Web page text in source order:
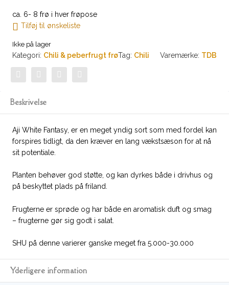
ca. 6- 8 frø i hver frøpose
Tilføj til ønskeliste
Ikke på lager
Kategori: Chili & peberfrugt frøTag: Chili Varemærke: TDB
Beskrivelse
Aji White Fantasy, er en meget yndig sort som med fordel kan
forspires tidligt, da den kræver en lang vækstsæson for at nå
sit potentiale.
Planten behøver god støtte, og kan dyrkes både i drivhus og
på beskyttet plads på friland.
Frugterne er sprøde og har både en aromatisk duft og smag
– frugterne gør sig godt i salat.
SHU på denne varierer ganske meget fra 5.000-30.000
Yderligere information